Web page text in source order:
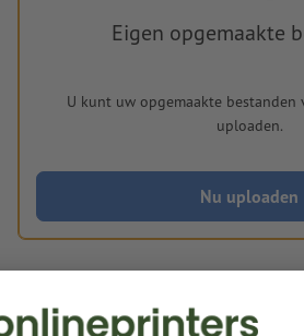
Eigen opgemaakte
U kunt uw opgemaakte bestanden
uploaden.
Nu uploaden
Levering circa: